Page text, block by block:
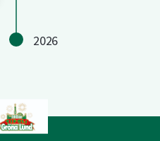
2026